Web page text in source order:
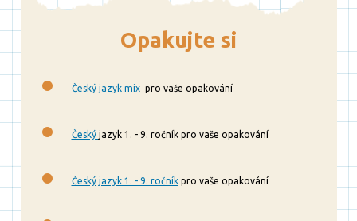
Opakujte si
Český jazyk mix pro vaše opakování
Český jazyk 1. - 9. ročník pro vaše opakování
Český jazyk 1. - 9. ročníkpro vaše opakování